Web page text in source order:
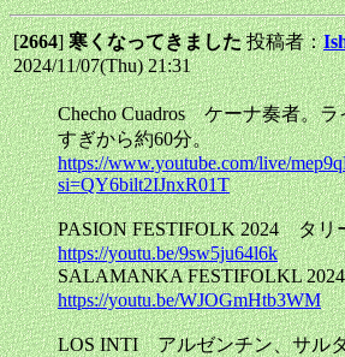
[2664]寒くなってきました投稿者：
2024/11/07(Thu) 21:31
Checho Cuadros ケーナ奏者。
すぎから約60分。
https://www.youtube.com/live/
si=QY6bilt2IJnxR01T
PASION FESTIFOLK 2024 タリ
https://youtu.be/9sw5ju64l6k
SALAMANKA FESTIFOLKL
https://youtu.be/WJOGmHtb3WM
LOS INTI アルゼンチン、サル